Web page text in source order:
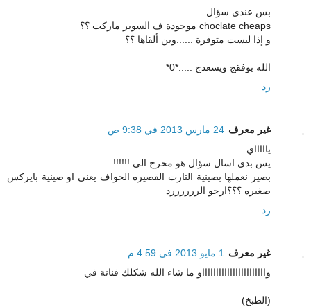
بس عندي سؤال ...
choclate cheaps موجودة ف السوبر ماركت ؟؟
و إذا ليست متوفرة ......وين ألقاها ؟؟
الله يوفقج ويسعدج .....*0*
رد
غير معرف 24 مارس 2013 في 9:38 ص
ياااااي
يس بدي اسال سؤال هو محرج الي !!!!!!
بصير نعملها بصينية التارت القصيره الحواف يعني او صينية بايركس
صغيره ؟؟؟ارحو الررررررد
رد
غير معرف 1 مايو 2013 في 4:59 م
واااااااااااااااااااااااو ما شاء الله شكلك فنانة في
(الطبخ)